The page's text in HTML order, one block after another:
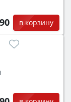
в корзину